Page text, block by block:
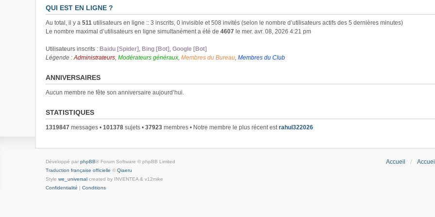
QUI EST EN LIGNE ?
Au total, il y a 511 utilisateurs en ligne :: 3 inscrits, 0 invisible et 508 invités (selon le nombre d’utilisateurs actifs des 5 dernières minutes)
Le nombre maximal d’utilisateurs en ligne simultanément a été de 4607 le mer. avr. 08, 2026 4:21 pm
Utilisateurs inscrits : Baidu [Spider] , Bing [Bot] , Google [Bot]
Légende :Administrateurs, Modérateurs généraux, Membres du Bureau, Membres du Club
ANNIVERSAIRES
Aucun membre ne fête son anniversaire aujourd’hui.
STATISTIQUES
1319847 messages • 101378 sujets • 37923 membres • Notre membre le plus récent estrahul322026
Accueil
Développé par phpBB® Forum Software © phpBB Limited
Traduction française officielle © Qiaeru
Style we_universal created by INVENTEA & v12mike
Confidentialité | Conditions